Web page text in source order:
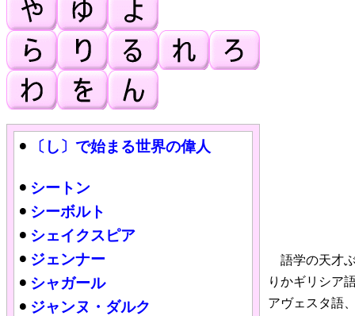
語学の天才
りかギリシア
アヴェスタ語
〔し〕で始まる世界の偉人
シートン
シーボルト
シェイクスピア
ジェンナー
シャガール
ジャンヌ・ダルク